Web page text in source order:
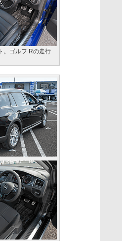
。ゴルフ Rの走行